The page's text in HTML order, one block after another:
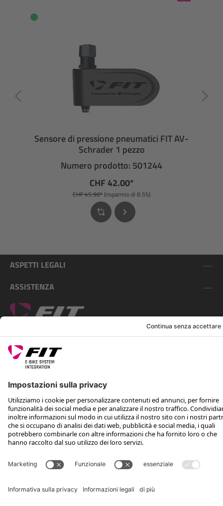
Sensore di pressione pneumatici FIT AV-
Schrader 1 pezzo
Numero prodotto: 501244
CHF 42.00*
CHF 45.90*(risparmio di 8.5%)
ASPETTI LEGALI
ASSISTENZA
*Prezzo al dettaglio consigliato IVA inclusa più spese di spedizione e TSA
Rotax Bike Technology AG © 2025